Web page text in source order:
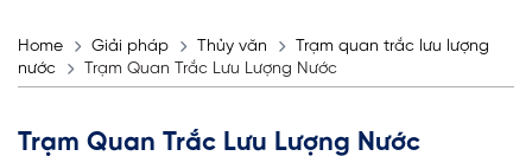
Home Giải pháp Thủy văn
Trạm quan trắc lưu lượng
nước
Trạm Quan Trắc Lưu Lượng Nước
Trạm Quan Trắc Lưu Lượng Nước